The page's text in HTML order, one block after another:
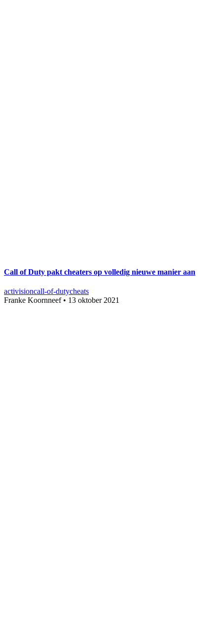
Call of Duty pakt cheaters op volledig nieuwe manier aan
activisioncall-of-dutycheats
Franke Koornneef• 13 oktober 2021